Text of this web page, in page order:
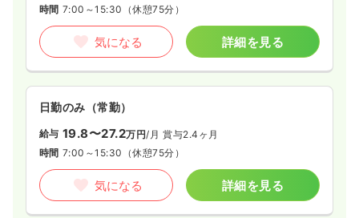
時間 7:00～15:30 （休憩75分）
気になる 詳細を見る
日勤のみ（常勤）
給与 19.8〜27.2万円/月 賞与2.4ヶ月
時間 7:00～15:30 （休憩75分）
気になる 詳細を見る